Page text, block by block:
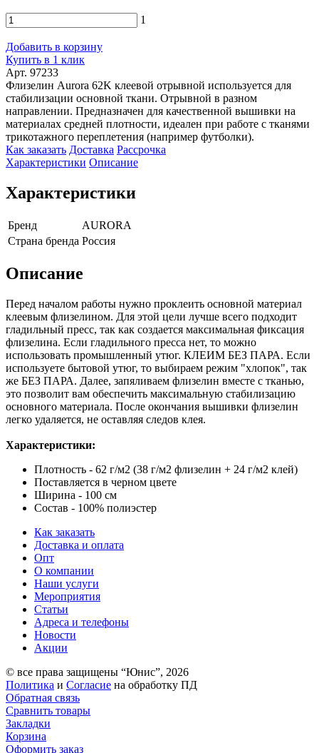
1
Добавить в корзину
Купить в 1 клик
Арт. 97233
Флизелин Aurora 62K клеевой отрывной используется для
стабилизации основной ткани. Отрывной в разном
направлении. Предназначен для качественной вышивки на
материалах средней плотности, идеален при работе с тканями
трикотажного переплетения (например футболки).
Как заказать Доставка Рассрочка
Характеристики Описание
Характеристики
Бренд
AURORA
Страна бренда Россия
Описание
Перед началом работы нужно проклеить основной материал
клеевым флизелином. Для этой цели лучше всего подходит
гладильный пресс, так как создается максимальная фиксация
флизелина. Если гладильного пресса нет, то можно
использовать промышленный утюг. КЛЕИМ БЕЗ ПАРА. Если
используете бытовой утюг, то выбираем режим "хлопок", так
же БЕЗ ПАРА. Далее, запяливаем флизелин вместе с тканью,
это позволит вам обеспечить максимальную стабилизацию
основного материала. После окончания вышивки флизелин
легко удаляется, не оставляя следов клея.
Характеристики:
Плотность - 62 г/м2 (38 г/м2 флизелин + 24 г/м2 клей)
Поставляется в черном цвете
Ширина - 100 см
Состав - 100% полиэстер
Как заказать
Доставка и оплата
Опт
О компании
Наши услуги
Мероприятия
Статьи
Адреса и телефоны
Новости
Акции
© все права защищены “Юнис”, 2026
Политика и Cогласие на обработку ПД
Обратная связь
Сравнить товары
Закладки
Корзина
Оформить заказ